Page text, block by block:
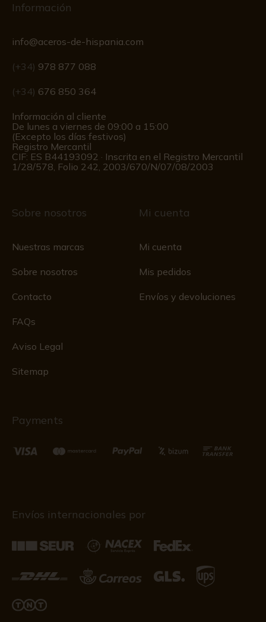
Información
info@aceros-de-hispania.com
(+34) 978 877 088
(+34) 676 850 364
Información al cliente
De lunes a viernes de 09:00 a 15:00
(Excepto los días festivos)
Registro Mercantil
CIF: ES B44193092 · Inscrita en el Registro Mercantil
1/28/578, Folio 242, 2003/670/N/07/08/2003
Sobre nosotros
Nuestras marcas
Sobre nosotros
Contacto
FAQs
Aviso Legal
Sitemap
Mi cuenta
Mi cuenta
Mis pedidos
Envíos y devoluciones
Payments
Envíos internacionales por